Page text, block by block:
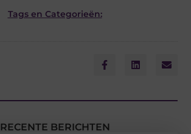
Tags en Categorieën:
RECENTE BERICHTEN